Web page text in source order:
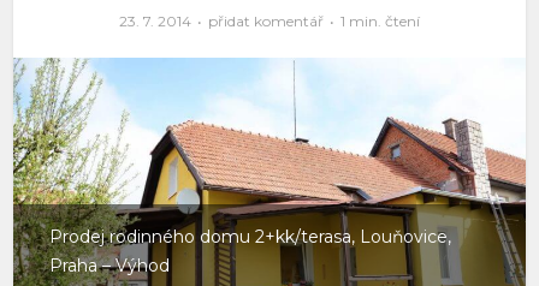
23. 7. 2014 přidat komentář 1 min. čtení
Prodej rodinného domu 2+kk/terasa, Louňovice,
Praha – Výhod